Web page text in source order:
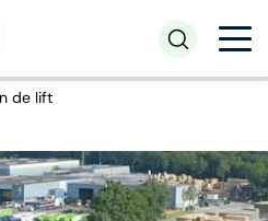
de lift